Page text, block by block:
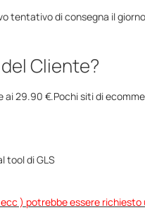
tentativo di consegna il
Cliente?
29.90 €.Pochi siti di
tool di GLS
) potrebbe essere